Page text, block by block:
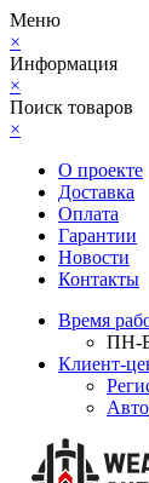
Меню
×
Информация
×
Поиск товаров
×
О проекте
Доставка
Оплата
Гарантии
Новости
Контакты
Время
ПН-
Клиент-